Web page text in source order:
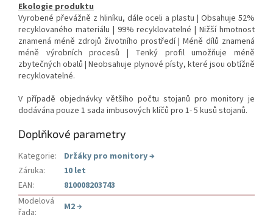
Ekologie produktu
Vyrobené převážně z hliníku, dále oceli a plastu | Obsahuje 52%
recyklovaného materiálu | 99% recyklovatelné | Nižší hmotnost
znamená méně zdrojů životního prostředí | Méně dílů znamená
méně výrobních procesů | Tenký profil umožňuje méně
zbytečných obalů | Neobsahuje plynové písty, které jsou obtížně
recyklovatelné.
V případě objednávky většího počtu stojanů pro monitory je
dodávána pouze 1 sada imbusových klíčů pro 1- 5 kusů stojanů.
Doplňkové parametry
Kategorie: Držáky pro monitory→
Záruka:
10 let
EAN:
810008203743
Modelová
řada: M2→